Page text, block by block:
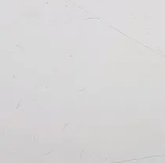
Anzeige aufgeben